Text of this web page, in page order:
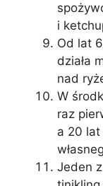
i
Od lat
działa
nad
W
raz
a 20 lat
Jeden